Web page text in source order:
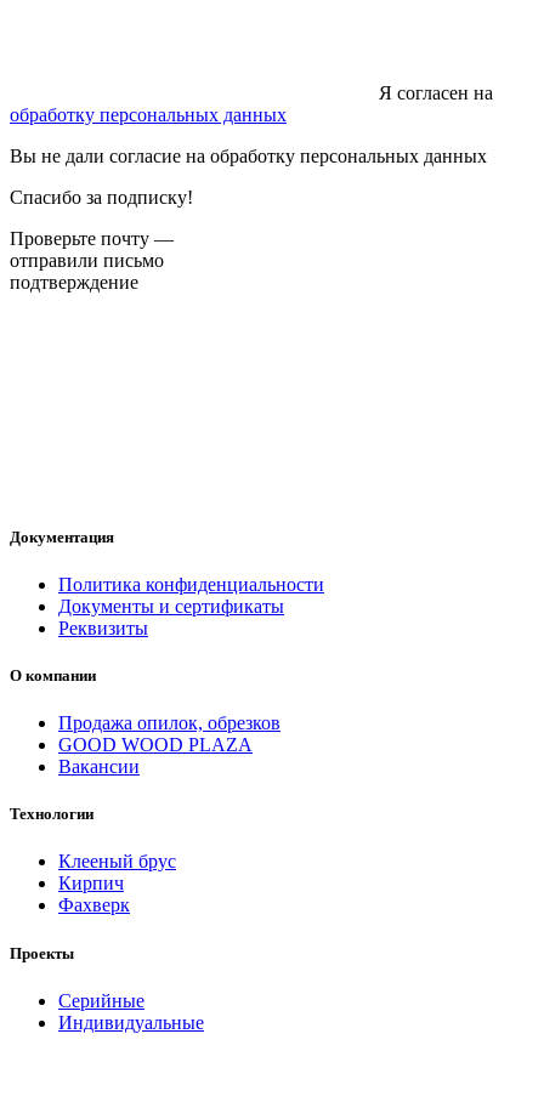
Я согласен на
обработку персональных данных
Вы не дали согласие на обработку персональных данных
Спасибо за подписку!
Проверьте почту —
отправили письмо
подтверждение
Документация
Политика конфиденциальности
Документы и сертификаты
Реквизиты
О компании
Продажа опилок, обрезков
GOOD WOOD PLAZA
Вакансии
Технологии
Клееный брус
Кирпич
Фахверк
Проекты
Серийные
Индивидуальные